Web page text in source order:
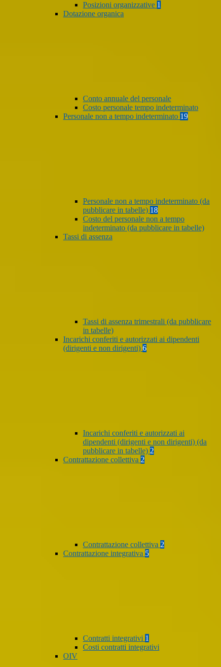
Posizioni organizzative 1
Dotazione organica
Conto annuale del personale
Costo personale tempo indeterminato
Personale non a tempo indeterminato 19
Personale non a tempo indeterminato (da
pubblicare in tabelle) 18
Costo del personale non a tempo
indeterminato (da pubblicare in tabelle)
Tassi di assenza
Tassi di assenza trimestrali (da pubblicare
in tabelle)
Incarichi conferiti e autorizzati ai dipendenti
(dirigenti e non dirigenti) 6
Incarichi conferiti e autorizzati ai
dipendenti (dirigenti e non dirigenti) (da
pubblicare in tabelle) 2
Contrattazione collettiva 2
Contrattazione collettiva 2
Contrattazione integrativa 5
Contratti integrativi 1
Costi contratti integrativi
OIV